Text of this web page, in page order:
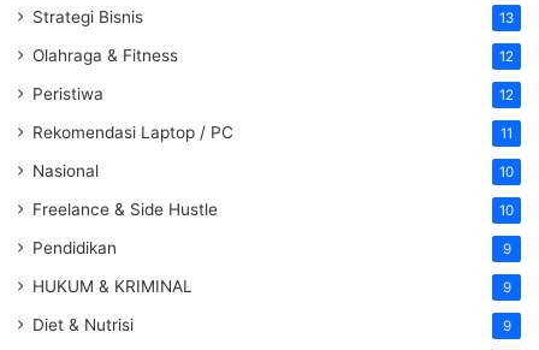
Strategi Bisnis 13
Olahraga & Fitness 12
Peristiwa 12
Rekomendasi Laptop / PC 11
Nasional 10
Freelance & Side Hustle 10
Pendidikan 9
HUKUM & KRIMINAL 9
Diet & Nutrisi 9